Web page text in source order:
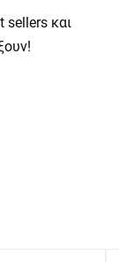
sellers και